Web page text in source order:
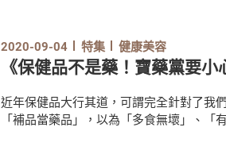
2020-09-04 特集 健康美容
《保健品不是藥！寶藥黨要小
近年保健品大行其道，可謂完全針對了我
「補品當藥品」，以為「多食無壞」、